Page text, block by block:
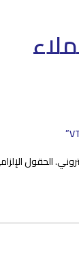
الحقول